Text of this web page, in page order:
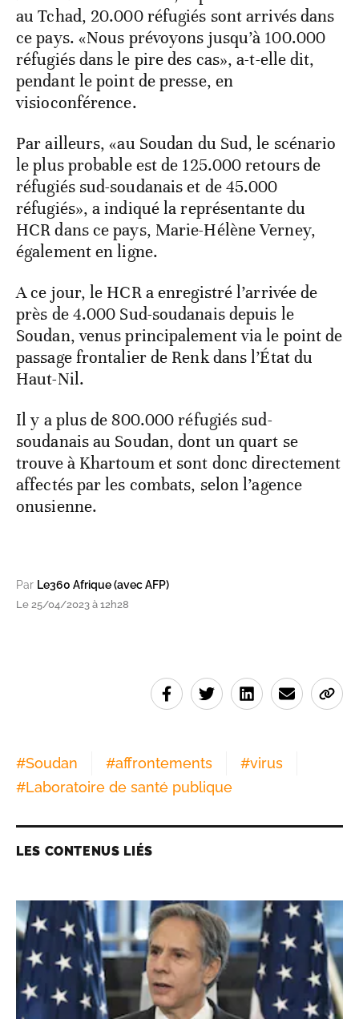
au Tchad, 20.000 réfugiés sont arrivés dans
ce pays. «Nous prévoyons jusqu’à 100.000
réfugiés dans le pire des cas», a-t-elle dit,
pendant le point de presse, en
visioconférence.
Par ailleurs, «au Soudan du Sud, le scénario
le plus probable est de 125.000 retours de
réfugiés sud-soudanais et de 45.000
réfugiés», a indiqué la représentante du
HCR dans ce pays, Marie-Hélène Verney,
également en ligne.
A ce jour, le HCR a enregistré l’arrivée de
près de 4.000 Sud-soudanais depuis le
Soudan, venus principalement via le point de
passage frontalier de Renk dans l’État du
Haut-Nil.
Il y a plus de 800.000 réfugiés sud-
soudanais au Soudan, dont un quart se
trouve à Khartoum et sont donc directement
affectés par les combats, selon l’agence
onusienne.
Par Le360 Afrique (avec AFP)
Le 25/04/2023 à 12h28
#Soudan #affrontements #virus
#Laboratoire de santé publique
LES CONTENUS LIÉS